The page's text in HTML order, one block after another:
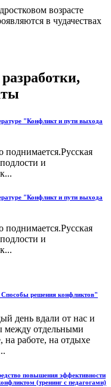
возрасте
в чудачествах
"Конфликт и пути выхода
поднимается.Русская
и
"Конфликт и пути выхода
поднимается.Русская
и
Способы решения конфликтов"
день вдали от нас и
между отдельными
работе, на отдыхе
повышения эффективности
(тренинг с педагогами)